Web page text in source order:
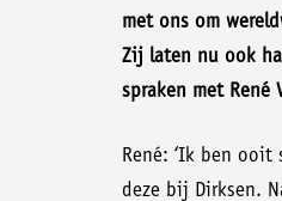
met ons om
Zij laten nu ook
spraken met René
René: ‘Ik ben ooit
deze bij Dirksen.